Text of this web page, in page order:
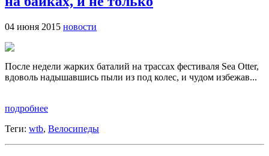
04 июня 2015 новости
После недели жарких баталий на трассах фестиваля Sea Otter,
вдоволь надышавшись пыли из под колес, и чудом избежав...
подробнее
Теги: wtb, Велосипеды